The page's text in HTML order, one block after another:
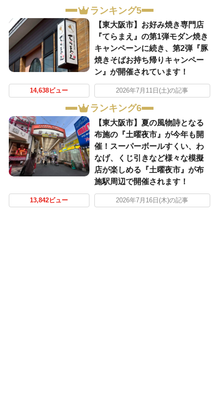
ランキング5
【東大阪市】お好み焼き専門店
『てらまえ』の第1弾モダン焼き
キャンペーンに続き、第2弾『豚
焼きそばお持ち帰りキャンペー
ン』が開催されています！
14,638ビュー 2026年7月11日(土)の記事
ランキング6
【東大阪市】夏の風物詩となる
布施の『土曜夜市』が今年も開
催！スーパーボールすくい、わ
なげ、くじ引きなど様々な模擬
店が楽しめる『土曜夜市』が布
施駅周辺で開催されます！
13,842ビュー 2026年7月16日(木)の記事